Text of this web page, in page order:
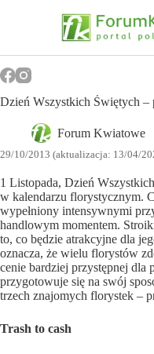
Dzień Wszystkich Świętych –
Forum Kwiatowe
29/10/2013 (aktualizacja: 13/04/
1 Listopada, Dzień
w kalendarzu florystycznym.
wypełniony intensywnymi
handlowym momentem.
to, co będzie atrakcyjne dla
oznacza, że wielu florystów
cenie bardziej przystępnej dla
przygotowuje się na swój
trzech znajomych florystek –
Trash to cash